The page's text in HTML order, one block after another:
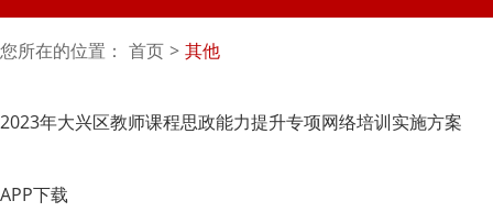
您所在的位置： 首页 > 其他
2023年大兴区教师课程思政能力提升专项网络培训实施方案
APP下载